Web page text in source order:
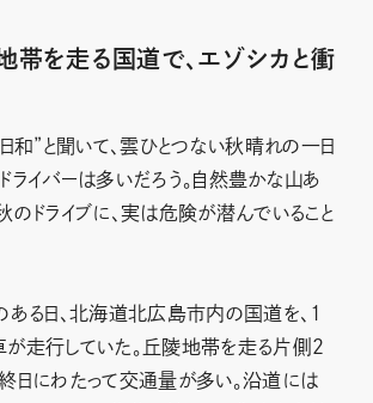
帯を走る国道で、エゾシカと衝
和”と聞いて、雲ひとつない秋晴れの一日
ライバーは多いだろう。自然豊かな山あ
のドライブに、実は危険が潜んでいること
る日、北海道北広島市内の国道を、1
走行していた。丘陵地帯を走る片側2
日にわたって交通量が多い。沿道には